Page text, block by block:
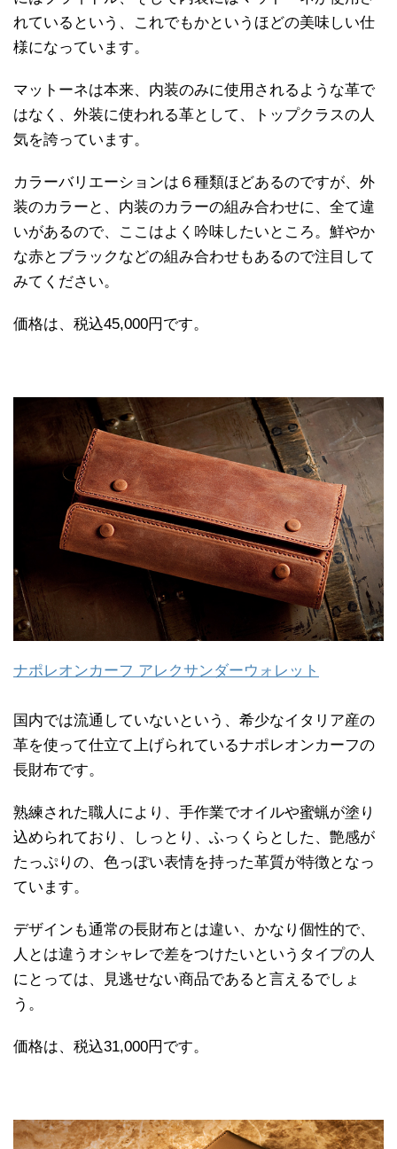
れているという、これでもかというほどの美味しい仕
様になっています。
マットーネは本来、内装のみに使用されるような革で
はなく、外装に使われる革として、トップクラスの人
気を誇っています。
カラーバリエーションは６種類ほどあるのですが、外
装のカラーと、内装のカラーの組み合わせに、全て違
いがあるので、ここはよく吟味したいところ。鮮やか
な赤とブラックなどの組み合わせもあるので注目して
みてください。
価格は、税込45,000円です。
ナポレオンカーフ アレクサンダーウォレット
国内では流通していないという、希少なイタリア産の
革を使って仕立て上げられているナポレオンカーフの
長財布です。
熟練された職人により、手作業でオイルや蜜蝋が塗り
込められており、しっとり、ふっくらとした、艶感が
たっぷりの、色っぽい表情を持った革質が特徴となっ
ています。
デザインも通常の長財布とは違い、かなり個性的で、
人とは違うオシャレで差をつけたいというタイプの人
にとっては、見逃せない商品であると言えるでしょ
う。
価格は、税込31,000円です。